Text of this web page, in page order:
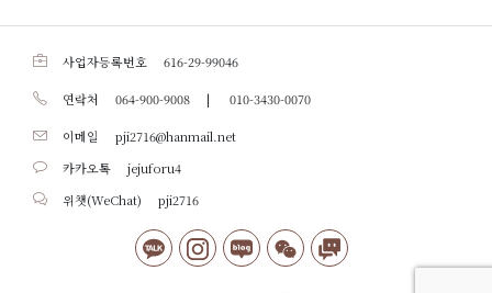
사업자등록번호 616-29-99046
연락처 064-900-9008 | 010-3430-0070
이메일
pji2716@hanmail.net
카카오톡
jejuforu4
위챗(WeChat)
pji2716